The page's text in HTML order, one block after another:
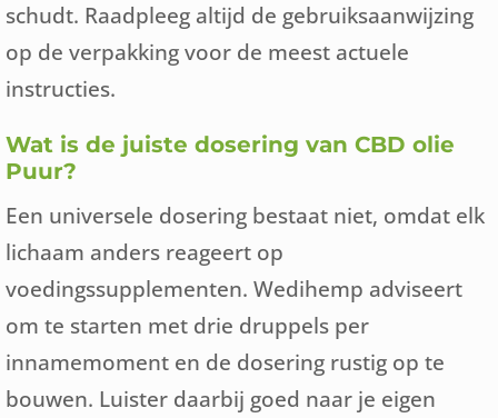
schudt. Raadpleeg altijd de gebruiksaanwijzing
op de verpakking voor de meest actuele
instructies.
Wat is de juiste dosering van CBD olie
Puur?
Een universele dosering bestaat niet, omdat elk
lichaam anders reageert op
voedingssupplementen. Wedihemp adviseert
om te starten met drie druppels per
innamemoment en de dosering rustig op te
bouwen. Luister daarbij goed naar je eigen